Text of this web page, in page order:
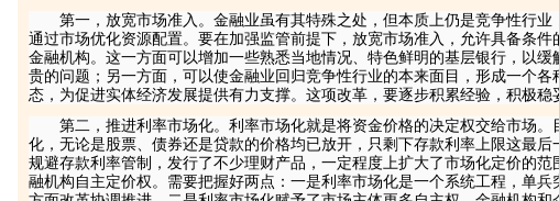
第一，放宽市场准入。金融业虽有其特殊之处，但本质上仍是竞争性行业
通过市场优化资源配置。要在加强监管前提下，放宽市场准入，允许具备条
金融机构。这一方面可以增加一些熟悉当地情况、特色鲜明的基层银行，以缓
贵的问题；另一方面，可以使金融业回归竞争性行业的本来面目，形成一个
态，为促进实体经济发展提供有力支撑。这项改革，要逐步积累经验，积极稳
第二，推进利率市场化。利率市场化就是将资金价格的决定权交给市场
化，无论是股票、债券还是贷款的价格均已放开，只剩下存款利率上限这最
规避存款利率管制，发行了不少理财产品，一定程度上扩大了市场化定价的
融机构自主定价权。需要把握好两点：一是利率市场化是一个系统工程，单